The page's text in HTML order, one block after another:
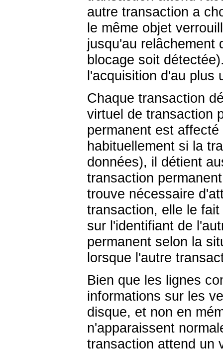
autre transaction a
le même objet
jusqu'au relâchement
blocage soit
l'acquisition d'au plus
Chaque transaction
virtuel de transaction
permanent est
habituellement si la
données), il détient
transaction
trouve nécessaire
transaction, elle le
sur l'identifiant de
permanent selon la
lorsque l'autre
Bien que les lignes
informations sur les
disque, et non en
n'apparaissent
transaction attend un